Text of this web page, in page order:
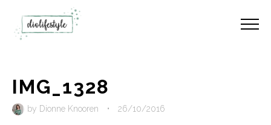
IMG_1328
by Dionne Knooren • 26/10/2016